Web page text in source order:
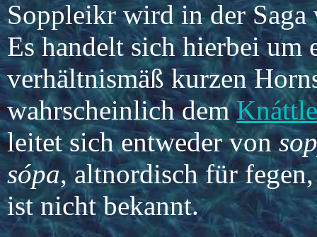
Soppleikr wird in der
Es handelt sich hierbei
verhältnismäß kurzen
wahrscheinlich dem
leitet sich entweder von
sópa, altnordisch für fegen,
ist nicht bekannt.